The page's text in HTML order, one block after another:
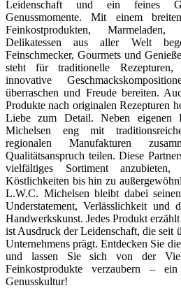
Leidenschaft und ein feines
Genussmomente. Mit einem
Feinkostprodukten,
Delikatessen aus aller Welt
Feinschmecker, Gourmets und
steht für traditionelle
innovative
überraschen und Freude bereiten.
Produkte nach originalen Rezepturen
Liebe zum Detail. Neben eigenen
Michelsen eng mit
regionalen Manufakturen
Qualitätsanspruch teilen. Diese
vielfältiges Sortiment
Köstlichkeiten bis hin zu
L.W.C. Michelsen bleibt dabei
Understatement, Verlässlichkeit und
Handwerkskunst. Jedes Produkt
ist Ausdruck der Leidenschaft, die seit
Unternehmens prägt. Entdecken Sie
und lassen Sie sich von der
Feinkostprodukte verzaubern –
Genusskultur!